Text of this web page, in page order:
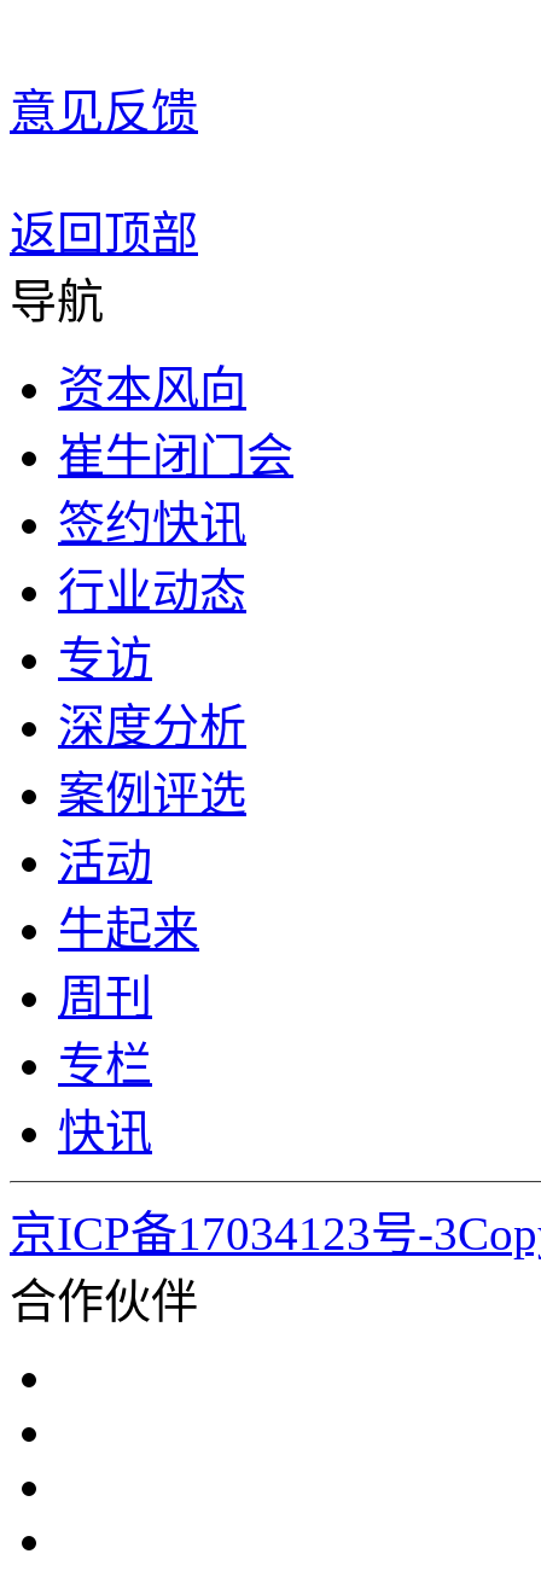
意见反馈
返回顶部
导航
资本风向
崔牛闭门会
签约快讯
行业动态
专访
深度分析
案例评选
活动
牛起来
周刊
专栏
快讯
京ICP备17034123号-
合作伙伴